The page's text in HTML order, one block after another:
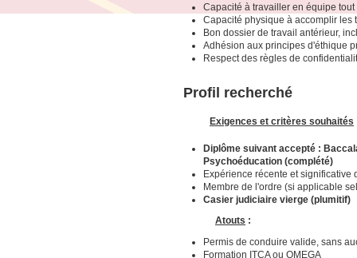
Capacité à travailler en équipe
Capacité physique à accomplir les
Bon dossier de travail antérieur,
Adhésion aux principes d'éthique
Respect des règles de
Profil recherché
Exigences et critères souhaités
Diplôme suivant accepté :
Psychoéducation (complété)
Expérience récente et significative
Membre de l'ordre (si applicable
Casier judiciaire vierge (plumitif)
Atouts :
Permis de conduire valide, sans
Formation ITCA ou OMEGA